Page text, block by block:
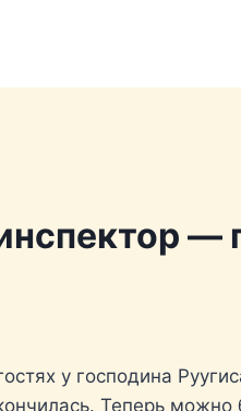
—
у господина
Теперь